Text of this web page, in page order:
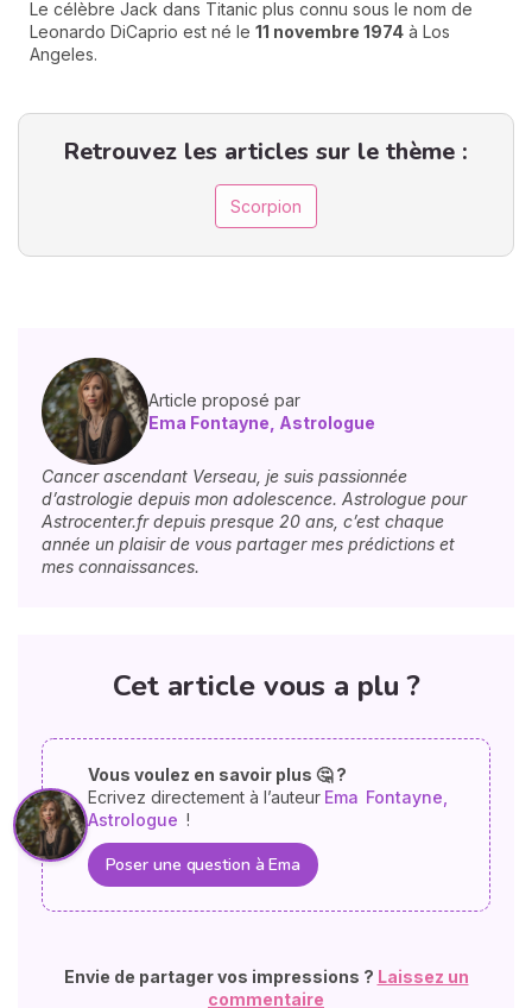
Le célèbre Jack dans Titanic plus connu sous le nom de
Leonardo DiCaprio est né le 11 novembre 1974 à Los
Angeles.
Retrouvez les articles sur le thème :
Scorpion
Article proposé par
Ema Fontayne, Astrologue
Cancer ascendant Verseau, je suis passionnée
d’astrologie depuis mon adolescence. Astrologue pour
Astrocenter.fr depuis presque 20 ans, c’est chaque
année un plaisir de vous partager mes prédictions et
mes connaissances.
Cet article vous a plu ?
Vous voulez en savoir plus 🤔 ?
Ecrivez directement à l’auteur Ema Fontayne,
Astrologue !
Poser une question à Ema
Envie de partager vos impressions ? Laissez un
commentaire